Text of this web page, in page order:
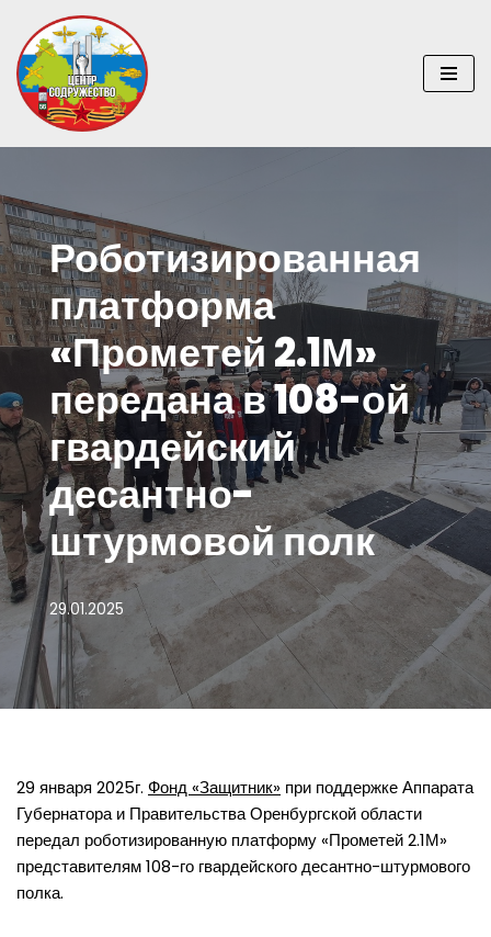
Перейти
к
содержимому
Роботизированная
платформа
«Прометей 2.1М»
передана в 108-ой
гвардейский
десантно-
штурмовой полк
29.01.2025
29 января 2025г. Фонд «Защитник» при поддержке Аппарата
Губернатора и Правительства Оренбургской области
передал роботизированную платформу «Прометей 2.1М»
представителям 108-го гвардейского десантно-штурмового
полка.